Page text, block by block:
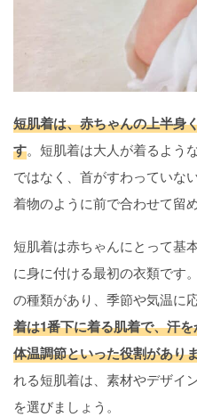
短肌着は、赤ちゃんの上半身
す。短肌着は大人が着るよう
ではなく、首がすわっていな
着物のように前で合わせて留
短肌着は赤ちゃんにとって基
に身に付ける最初の衣類です
の種類があり、季節や気温に
着は1番下に着る肌着で、汗
体温調節といった役割があり
れる短肌着は、素材やデザイ
を選びましょう。